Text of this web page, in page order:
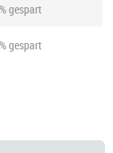
gespart
gespart